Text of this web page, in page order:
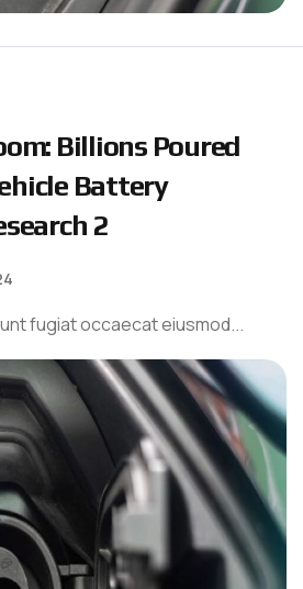
om: Billions Poured
hicle Battery
search 2
fugiat occaecat eiusmod...